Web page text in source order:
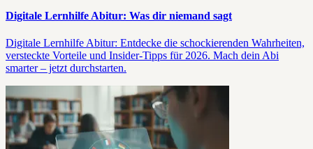
Digitale Lernhilfe Abitur: Was dir niemand sagt
Digitale Lernhilfe Abitur: Entdecke die schockierenden Wahrheiten,
versteckte Vorteile und Insider-Tipps für 2026. Mach dein Abi
smarter – jetzt durchstarten.